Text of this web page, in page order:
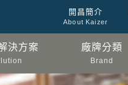
開昌簡介
About Kaizer
決方案 廠牌分類
Brand